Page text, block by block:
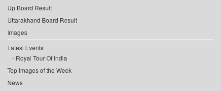
Up Board Result
Uttarakhand Board Result
Images
Latest Events
Royal Tour Of India
Top Images of the Week
News